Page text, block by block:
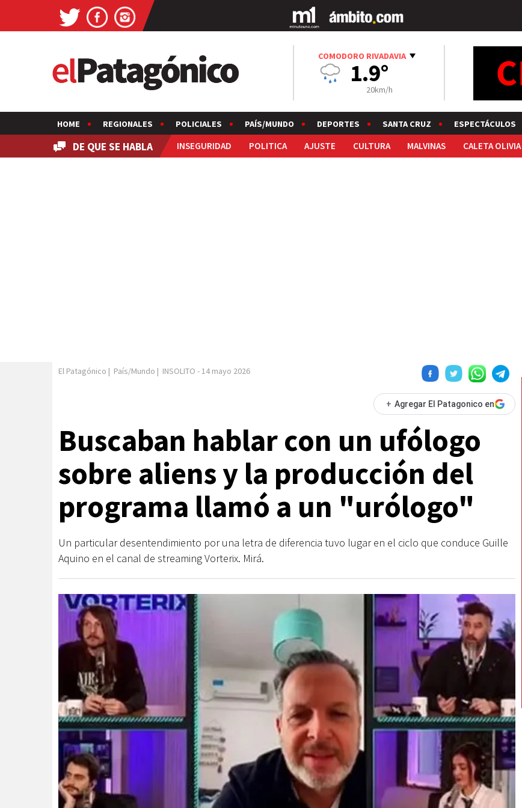
COMODORO RIVADAVIA
1.9°
20km/h
HOME REGIONALES POLICIALES PAÍS/MUNDO DEPORTES SANTA CRUZ ESPECTÁCULOS
DE QUE SE HABLA INSEGURIDAD POLITICA AJUSTE CULTURA MALVINAS CALETA OLIVIA
El Patagónico | País/Mundo | INSOLITO - 14 mayo 2026
+ Agregar El Patagonico en
Buscaban hablar con un ufólogo
sobre aliens y la producción del
programa llamó a un "urólogo"
Un particular desentendimiento por una letra de diferencia tuvo lugar en el ciclo que conduce Guille
Aquino en el canal de streaming Vorterix. Mirá.